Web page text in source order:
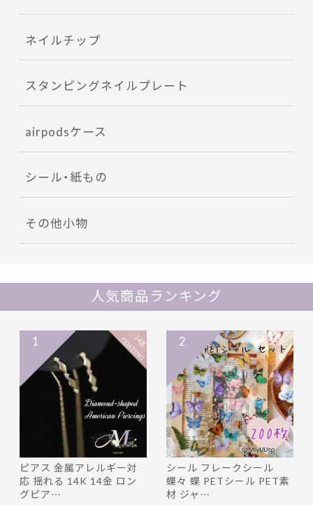
ネイルチップ
スタンピングネイルプレート
airpodsケース
シール・紙もの
その他小物
人気商品ランキング
ピアス 金属アレルギー対
応 揺れる 14K 14金 ロン
グピア…
1
シール フレークシール
蝶々 蝶 PETシール PET素
材 ジャ…
2